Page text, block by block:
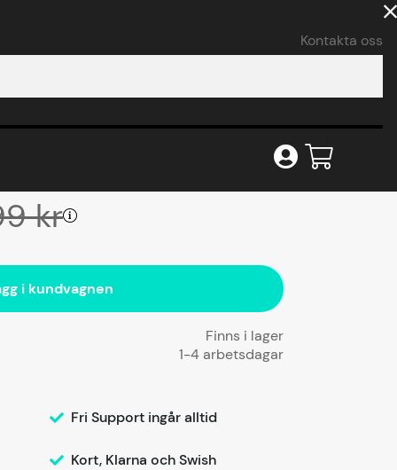
Kontakta oss
(7)
batteriladdare
kr
i kundvagnen
1-4 arbetsdagar
Fri Support ingår alltid
Kort, Klarna och Swish